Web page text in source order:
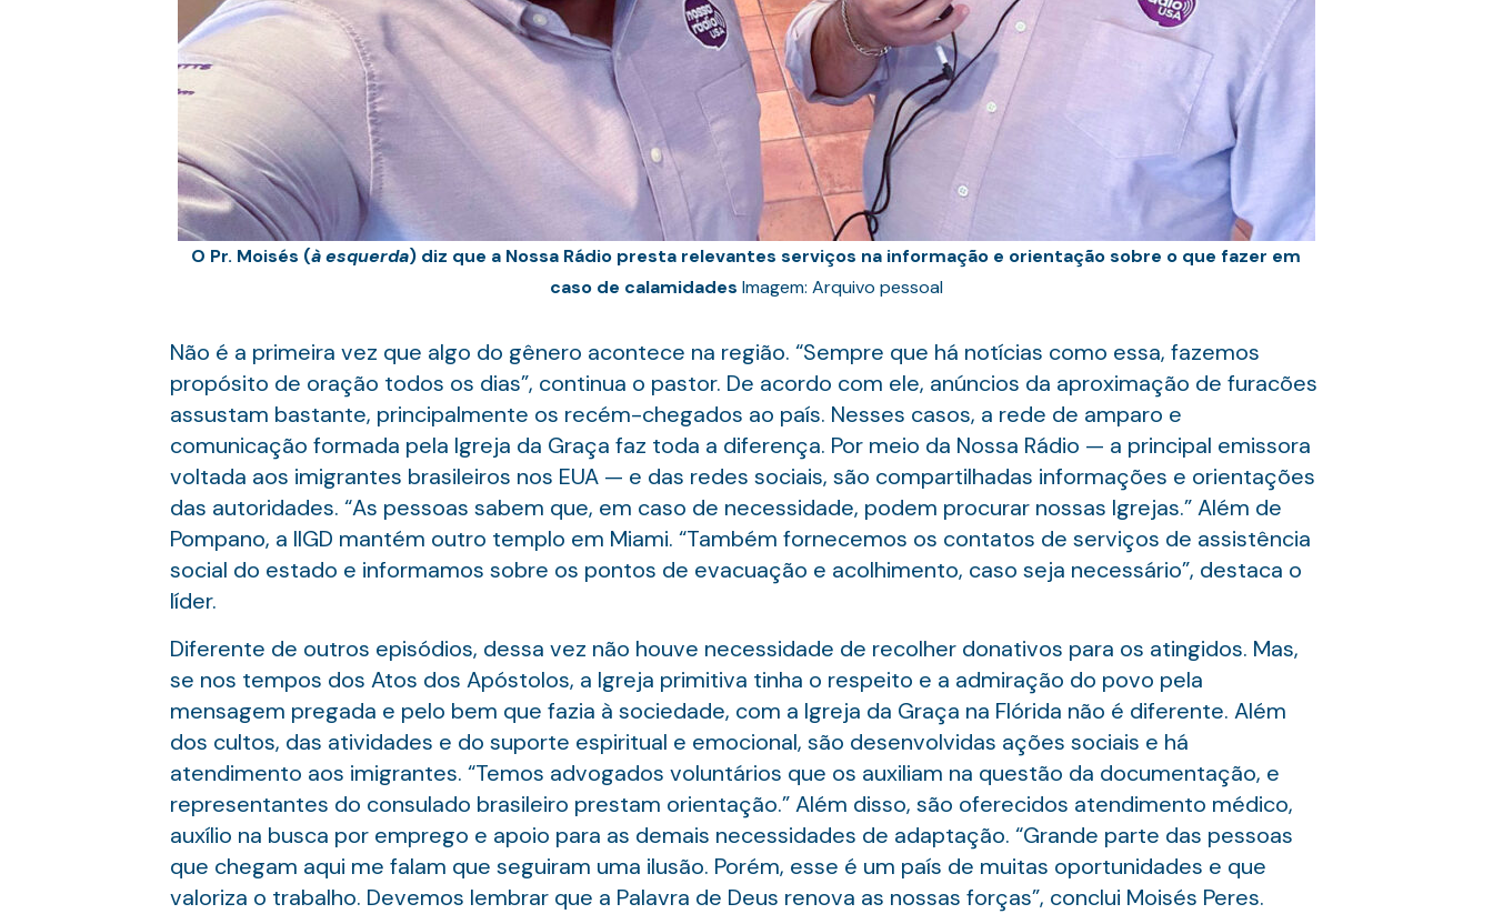
O Pr. Moisés (à esquerda) diz que a Nossa Rádio presta relevantes serviços na informação e orientação sobre o que fazer em
caso de calamidades Imagem: Arquivo pessoal
Não é a primeira vez que algo do gênero acontece na região. “Sempre que há notícias como essa, fazemos
propósito de oração todos os dias”, continua o pastor. De acordo com ele, anúncios da aproximação de furacões
assustam bastante, principalmente os recém-chegados ao país. Nesses casos, a rede de amparo e
comunicação formada pela Igreja da Graça faz toda a diferença. Por meio da Nossa Rádio — a principal emissora
voltada aos imigrantes brasileiros nos EUA — e das redes sociais, são compartilhadas informações e orientações
das autoridades. “As pessoas sabem que, em caso de necessidade, podem procurar nossas Igrejas.” Além de
Pompano, a IIGD mantém outro templo em Miami. “Também fornecemos os contatos de serviços de assistência
social do estado e informamos sobre os pontos de evacuação e acolhimento, caso seja necessário”, destaca o
líder.
Diferente de outros episódios, dessa vez não houve necessidade de recolher donativos para os atingidos. Mas,
se nos tempos dos Atos dos Apóstolos, a Igreja primitiva tinha o respeito e a admiração do povo pela
mensagem pregada e pelo bem que fazia à sociedade, com a Igreja da Graça na Flórida não é diferente. Além
dos cultos, das atividades e do suporte espiritual e emocional, são desenvolvidas ações sociais e há
atendimento aos imigrantes. “Temos advogados voluntários que os auxiliam na questão da documentação, e
representantes do consulado brasileiro prestam orientação.” Além disso, são oferecidos atendimento médico,
auxílio na busca por emprego e apoio para as demais necessidades de adaptação. “Grande parte das pessoas
que chegam aqui me falam que seguiram uma ilusão. Porém, esse é um país de muitas oportunidades e que
valoriza o trabalho. Devemos lembrar que a Palavra de Deus renova as nossas forças”, conclui Moisés Peres.